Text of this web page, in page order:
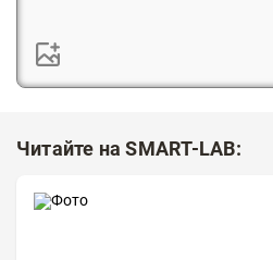
Читайте на SMART-LAB: